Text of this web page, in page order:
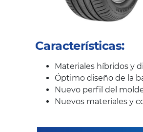
Características:
Materiales híbridos y
Óptimo diseño de la
Nuevo perfil del
Nuevos materiales y